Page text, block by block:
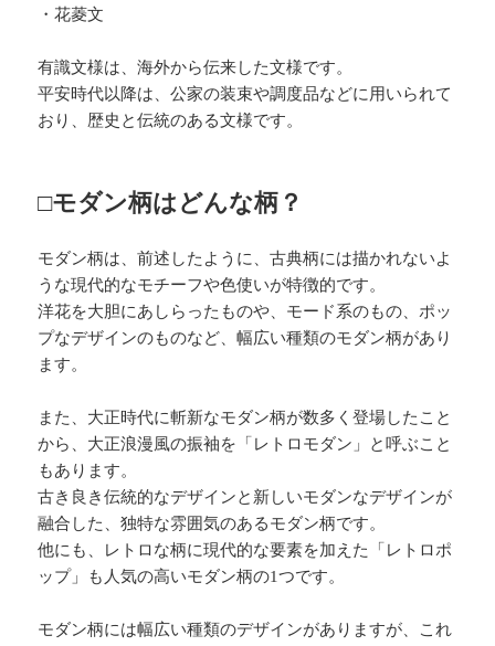
・花菱文
有識文様は、海外から伝来した文様です。
平安時代以降は、公家の装束や調度品などに用いられて
おり、歴史と伝統のある文様です。
□モダン柄はどんな柄？
モダン柄は、前述したように、古典柄には描かれないよ
うな現代的なモチーフや色使いが特徴的です。
洋花を大胆にあしらったものや、モード系のもの、ポッ
プなデザインのものなど、幅広い種類のモダン柄があり
ます。
また、大正時代に斬新なモダン柄が数多く登場したこと
から、大正浪漫風の振袖を「レトロモダン」と呼ぶこと
もあります。
古き良き伝統的なデザインと新しいモダンなデザインが
融合した、独特な雰囲気のあるモダン柄です。
他にも、レトロな柄に現代的な要素を加えた「レトロポ
ップ」も人気の高いモダン柄の1つです。
モダン柄には幅広い種類のデザインがありますが、これ